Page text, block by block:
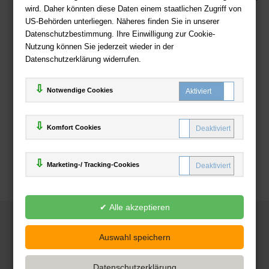
wird. Daher könnten diese Daten einem staatlichen Zugriff von
US-Behörden unterliegen. Näheres finden Sie in unserer
Datenschutzbestimmung. Ihre Einwilligung zur Cookie-
Nutzung können Sie jederzeit wieder in der
Datenschutzerklärung widerrufen.
Notwendige Cookies
Komfort Cookies
Marketing-/ Tracking-Cookies
Zahlweisen
Deutsche-Buchhandlung.de
www.deutsche-buchhandlung.de ist ein Angebot der
Handelsgesellschaft mbH
Powered by Inooga